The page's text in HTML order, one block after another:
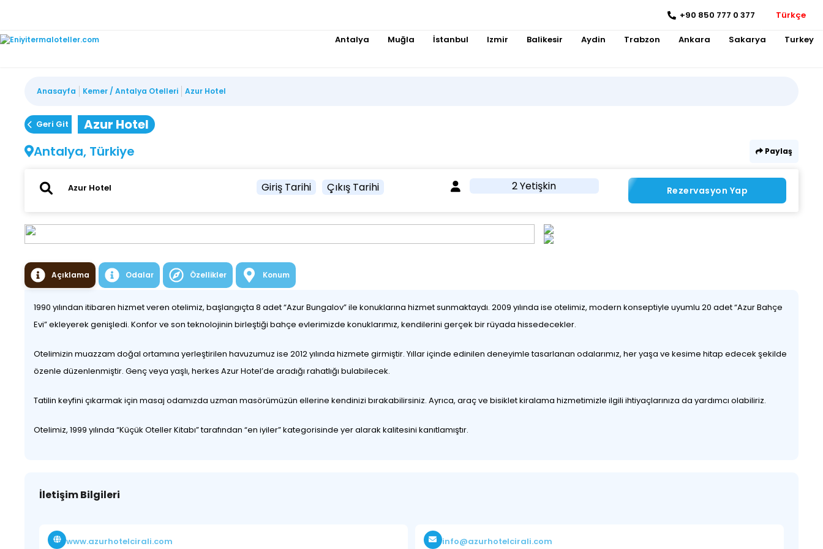
+90 850 777 0 377 Türkçe
Antalya Muğla İstanbul Izmir Balikesir Aydin Trabzon Ankara Sakarya Turkey
Anasayfa Kemer / Antalya Otelleri Azur Hotel
Geri Git
Azur Hotel
Antalya, Türkiye
Paylaş
Giriş Tarihi Çıkış Tarihi 2 Yetişkin Rezervasyon Yap
Açıklama Odalar Özellikler Konum
1990 yılından itibaren hizmet veren otelimiz, başlangıçta 8 adet “Azur Bungalov” ile konuklarına hizmet sunmaktaydı. 2009 yılında ise otelimiz, modern konseptiyle uyumlu 20 adet “Azur Bahçe
Evi” ekleyerek genişledi. Konfor ve son teknolojinin birleştiği bahçe evlerimizde konuklarımız, kendilerini gerçek bir rüyada hissedecekler.
Otelimizin muazzam doğal ortamına yerleştirilen havuzumuz ise 2012 yılında hizmete girmiştir. Yıllar içinde edinilen deneyimle tasarlanan odalarımız, her yaşa ve kesime hitap edecek şekilde
özenle düzenlenmiştir. Genç veya yaşlı, herkes Azur Hotel’de aradığı rahatlığı bulabilecek.
Tatilin keyfini çıkarmak için masaj odamızda uzman masörümüzün ellerine kendinizi bırakabilirsiniz. Ayrıca, araç ve bisiklet kiralama hizmetimizle ilgili ihtiyaçlarınıza da yardımcı olabiliriz.
Otelimiz, 1999 yılında “Küçük Oteller Kitabı” tarafından “en iyiler” kategorisinde yer alarak kalitesini kanıtlamıştır.
İletişim Bilgileri
www.azurhotelcirali.com info@azurhotelcirali.com